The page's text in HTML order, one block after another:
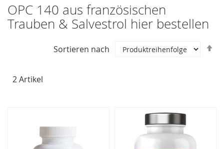
OPC 140 aus französischen
Trauben & Salvestrol hier bestellen
2Artikel
Sortieren nach